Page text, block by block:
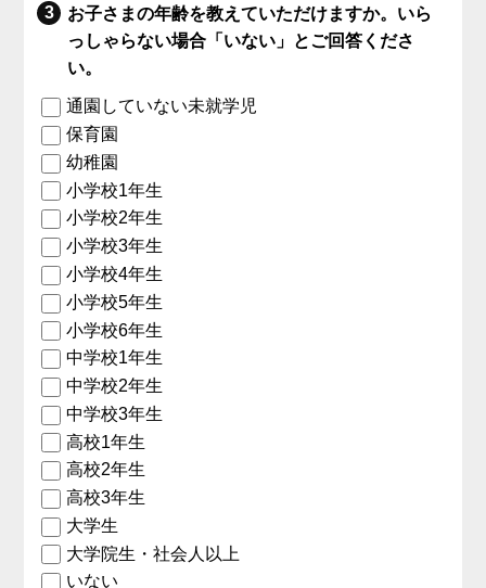
お子さまの年齢を教えていただけますか。いら
っしゃらない場合「いない」とご回答くださ
い。
通園していない未就学児
保育園
幼稚園
小学校1年生
小学校2年生
小学校3年生
小学校4年生
小学校5年生
小学校6年生
中学校1年生
中学校2年生
中学校3年生
高校1年生
高校2年生
高校3年生
大学生
大学院生・社会人以上
いない